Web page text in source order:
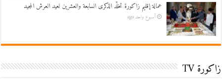
عمالة إقليم زاكورة تخلّد الذكرى السابعة والعشرين لعيد العرش المجيد
أسبوع واحد ago
زاكورة TV